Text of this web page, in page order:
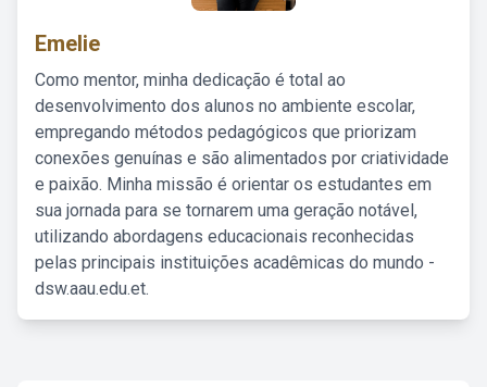
Emelie
Como mentor, minha dedicação é total ao
desenvolvimento dos alunos no ambiente escolar,
empregando métodos pedagógicos que priorizam
conexões genuínas e são alimentados por criatividade
e paixão. Minha missão é orientar os estudantes em
sua jornada para se tornarem uma geração notável,
utilizando abordagens educacionais reconhecidas
pelas principais instituições acadêmicas do mundo -
dsw.aau.edu.et.